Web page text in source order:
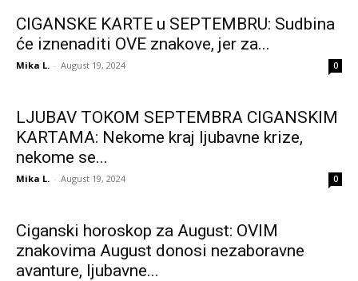
CIGANSKE KARTE u SEPTEMBRU: Sudbina
će iznenaditi OVE znakove, jer za...
Mika L. - August 19, 2024 0
LJUBAV TOKOM SEPTEMBRA CIGANSKIM
KARTAMA: Nekome kraj ljubavne krize,
nekome se...
Mika L. - August 19, 2024 0
Ciganski horoskop za August: OVIM
znakovima August donosi nezaboravne
avanture, ljubavne...